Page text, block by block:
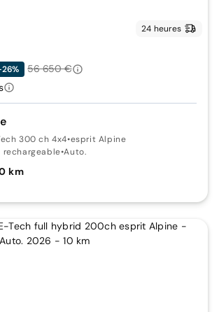
24 heures
300 ch 4x4•esprit Alpine
rechargeable•Auto.
km
56 650 €